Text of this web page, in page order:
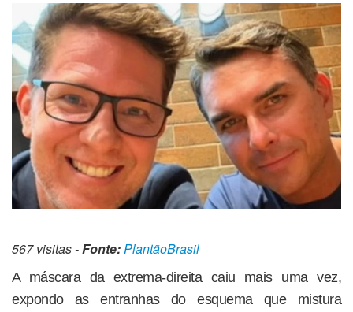
567 visitas -Fonte:PlantãoBrasil
A máscara da extrema-direita caiu mais uma vez,
expondo as entranhas do esquema que mistura